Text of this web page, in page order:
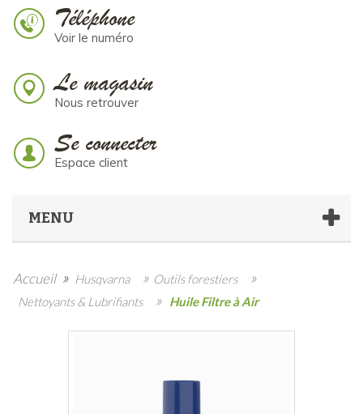
Téléphone
Voir le numéro
Le magasin
Nous retrouver
Se connecter
Espace client
MENU
Accueil » Husqvarna » Outils forestiers »
Nettoyants & Lubrifiants » Huile Filtre à Air